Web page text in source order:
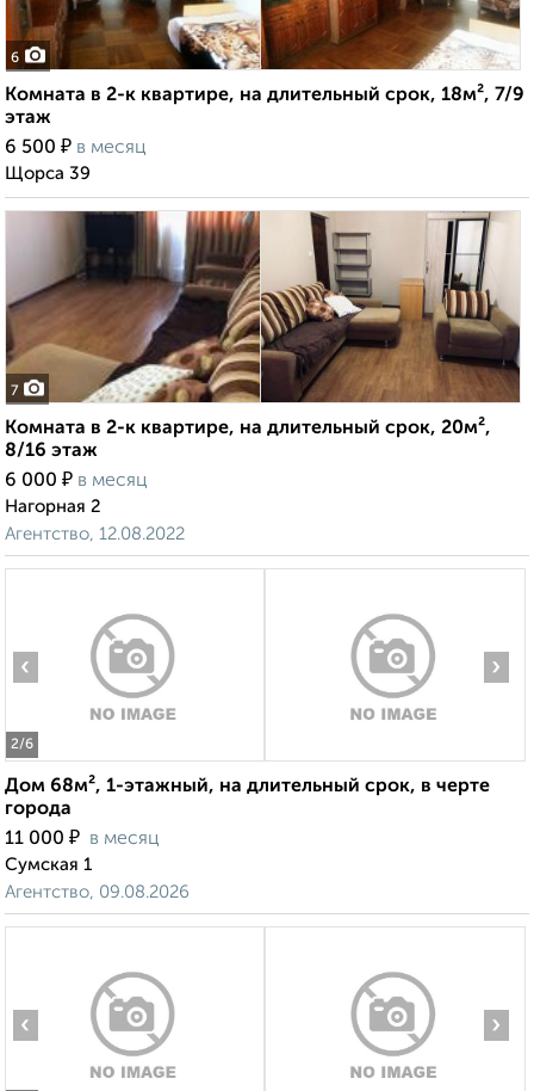
6
Комната в 2-к квартире, на длительный срок, 18м², 7/9
этаж
6 500 ₽ в месяц
Щорса 39
7
Комната в 2-к квартире, на длительный срок, 20м²,
8/16 этаж
6 000 ₽ в месяц
Нагорная 2
Агентство, 12.08.2022
2/6
‹ ›
Дом 68м², 1-этажный, на длительный срок, в черте
города
11 000 ₽ в месяц
Сумская 1
Агентство, 09.08.2026
‹ ›